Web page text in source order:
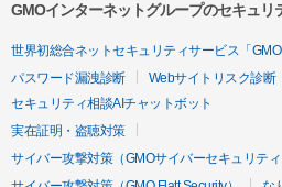
GMOインターネットグループのセキュリ
世界初総合ネットセキュリティサービス「GMO
パスワード漏洩診断
Webサイトリスク診断
セキュリティ相談AIチャットボット
実在証明・盗聴対策
サイバー攻撃対策（GMOサイバーセキュリティ